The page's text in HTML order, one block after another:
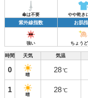
傘は不要 やや乾き
紫外線指数 お肌
強い ちょう
時間 天気 気温
0
晴
28 ℃
1
晴
28 ℃